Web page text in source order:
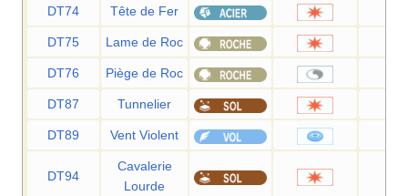
DT74 Tête de Fer
DT75 Lame de Roc
DT76 Piège de Roc
DT87 Tunnelier
DT89 Vent Violent
DT94
Cavalerie
Lourde